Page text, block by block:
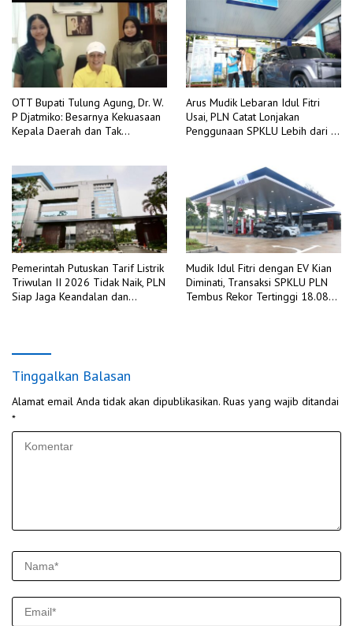
OTT Bupati Tulung Agung, Dr. W.
P Djatmiko: Besarnya Kekuasaan
Kepala Daerah dan Tak
Arus Mudik Lebaran Idul Fitri
Usai, PLN Catat Lonjakan
Penggunaan SPKLU Lebih dari 4
Pemerintah Putuskan Tarif Listrik
Triwulan II 2026 Tidak Naik, PLN
Siap Jaga Keandalan dan
Mudik Idul Fitri dengan EV Kian
Diminati, Transaksi SPKLU PLN
Tembus Rekor Tertinggi 18.088
Tinggalkan Balasan
Alamat email Anda tidak akan dipublikasikan. Ruas yang wajib ditandai
*